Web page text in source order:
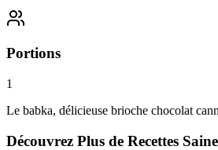
Portions
1
Le babka, délicieuse brioche chocolat
Découvrez Plus de Recettes